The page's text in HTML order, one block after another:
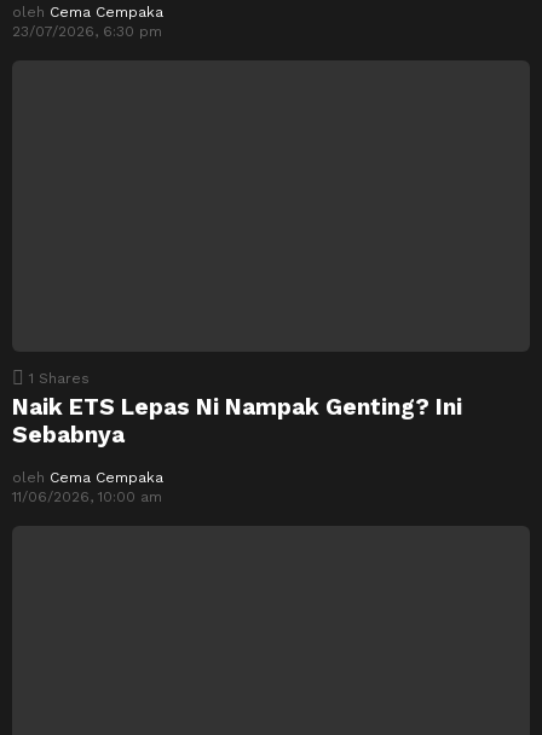
oleh Cema Cempaka
23/07/2026, 6:30 pm
1 Shares
Naik ETS Lepas Ni Nampak Genting? Ini
Sebabnya
oleh Cema Cempaka
11/06/2026, 10:00 am